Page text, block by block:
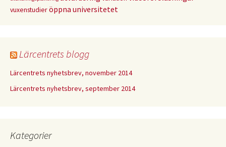
vuxenstudieröppna universitetet
Lärcentrets blogg
Lärcentrets nyhetsbrev, november 2014
Lärcentrets nyhetsbrev, september 2014
Kategorier